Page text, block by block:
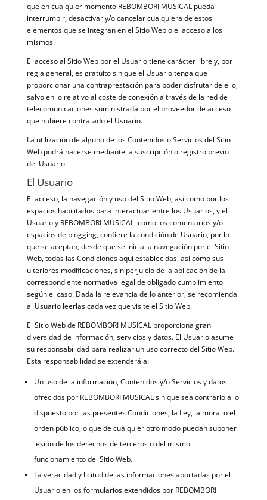
que en cualquier momento REBOMBORI MUSICAL pueda
interrumpir, desactivar y/o cancelar cualquiera de estos
elementos que se integran en el Sitio Web o el acceso a los
mismos.
El acceso al Sitio Web por el Usuario tiene carácter libre y, por
regla general, es gratuito sin que el Usuario tenga que
proporcionar una contraprestación para poder disfrutar de ello,
salvo en lo relativo al coste de conexión a través de la red de
telecomunicaciones suministrada por el proveedor de acceso
que hubiere contratado el Usuario.
La utilización de alguno de los Contenidos o Servicios del Sitio
Web podrá hacerse mediante la suscripción o registro previo
del Usuario.
El Usuario
El acceso, la navegación y uso del Sitio Web, así como por los
espacios habilitados para interactuar entre los Usuarios, y el
Usuario y REBOMBORI MUSICAL, como los comentarios y/o
espacios de blogging, confiere la condición de Usuario, por lo
que se aceptan, desde que se inicia la navegación por el Sitio
Web, todas las Condiciones aquí establecidas, así como sus
ulteriores modificaciones, sin perjuicio de la aplicación de la
correspondiente normativa legal de obligado cumplimiento
según el caso. Dada la relevancia de lo anterior, se recomienda
al Usuario leerlas cada vez que visite el Sitio Web.
El Sitio Web de REBOMBORI MUSICAL proporciona gran
diversidad de información, servicios y datos. El Usuario asume
su responsabilidad para realizar un uso correcto del Sitio Web.
Esta responsabilidad se extenderá a:
Un uso de la información, Contenidos y/o Servicios y datos
ofrecidos por REBOMBORI MUSICAL sin que sea contrario a lo
dispuesto por las presentes Condiciones, la Ley, la moral o el
orden público, o que de cualquier otro modo puedan suponer
lesión de los derechos de terceros o del mismo
funcionamiento del Sitio Web.
La veracidad y licitud de las informaciones aportadas por el
Usuario en los formularios extendidos por REBOMBORI